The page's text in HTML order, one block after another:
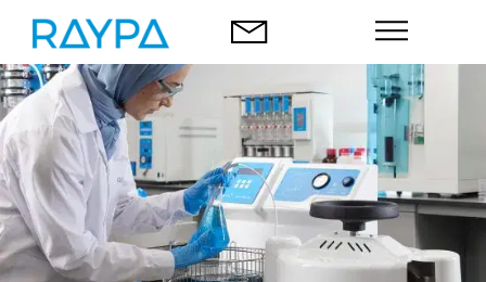
contenido
Autoclaves
Análisis alimentario
Empresa